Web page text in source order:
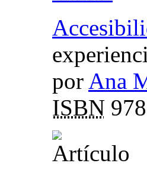
por Ana
ISBN